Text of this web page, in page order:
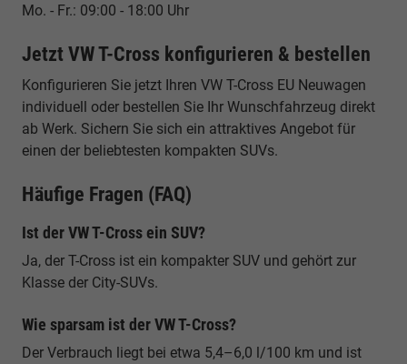
Mo. - Fr.: 09:00 - 18:00 Uhr
Jetzt VW T-Cross konfigurieren & bestellen
Konfigurieren Sie jetzt Ihren VW T-Cross EU Neuwagen
individuell oder bestellen Sie Ihr Wunschfahrzeug direkt
ab Werk. Sichern Sie sich ein attraktives Angebot für
einen der beliebtesten kompakten SUVs.
Häufige Fragen (FAQ)
Ist der VW T-Cross ein SUV?
Ja, der T-Cross ist ein kompakter SUV und gehört zur
Klasse der City-SUVs.
Wie sparsam ist der VW T-Cross?
Der Verbrauch liegt bei etwa 5,4–6,0 l/100 km und ist